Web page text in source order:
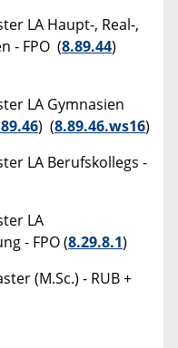
LA Haupt-, Real-,
- FPO (8.89.44)
LA Gymnasien
) (8.89.46.ws16)
LA Berufskollegs -
LA
- FPO (8.29.8.1)
(M.Sc.) - RUB +